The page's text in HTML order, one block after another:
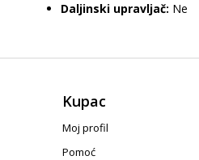
Daljinski upravljač: Ne
Kupac
Moj profil
Pomoć